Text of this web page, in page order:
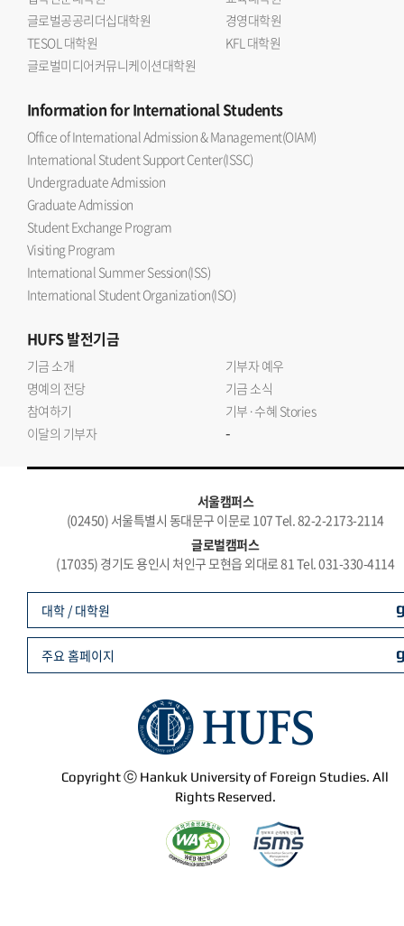
글로벌공공리더십대학원
경영대학원
TESOL 대학원
KFL 대학원
글로벌미디어커뮤니케이션대학원
Informationfor International Students
Office of International Admission & Management(OIAM)
International Student Support Center(ISSC)
Undergraduate Admission
Graduate Admission
Student Exchange Program
Visiting Program
International Summer Session(ISS)
International Student Organization(ISO)
HUFS발전기금
기금 소개
기부자 예우
명예의 전당
기금 소식
참여하기
기부·수혜 Stories
이달의 기부자
-
서울캠퍼스
(02450) 서울특별시 동대문구 이문로 107 Tel. 82-2-2173-2114
글로벌캠퍼스
(17035) 경기도 용인시 처인구 모현읍 외대로 81 Tel. 031-330-4114
Copyright ⓒ Hankuk University of Foreign Studies. All
Rights Reserved.
대학 / 대학원
주요 홈페이지